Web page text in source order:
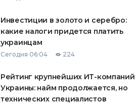
Инвестиции в золото и серебро:
какие налоги придется платить
украинцам
Сегодня 06:04 224
Рейтинг крупнейших ИТ-компаний
Украины: найм продолжается, но
технических специалистов